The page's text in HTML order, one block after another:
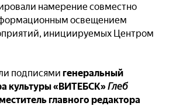
намерение совместно
освещением
инициируемых Центром
подписямигенеральный
культуры «ВИТЕБСК»Глеб
главного редактора